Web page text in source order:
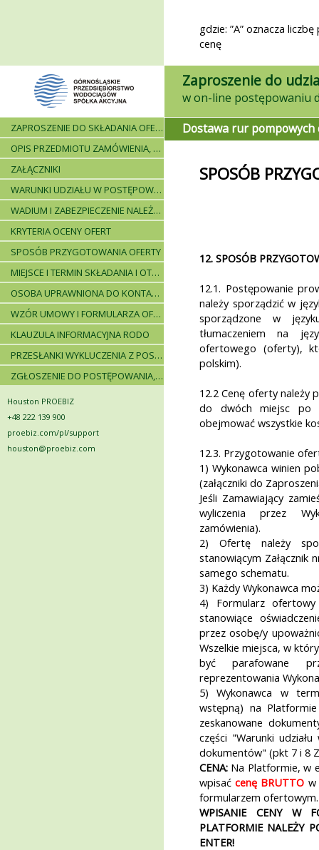
gdzie: ”A” oznacza
cenę
Zaproszenie do
ZAPROSZENIE DO SKŁADANIA OFERT - INFORMACJE OGÓLNE
OPIS PRZEDMIOTU ZAMÓWIENIA, WARUNKI DOSTAWY, WARUNKI PŁATNICZE
ZAŁĄCZNIKI
WARUNKI UDZIAŁU W POSTĘPOWANIU I WYKAZ WYMAGANYCH DOKUMENTÓW
WADIUM I ZABEZPIECZENIE NALEŻYTEGO WYKONANIA UMOWY
KRYTERIA OCENY OFERT
SPOSÓB PRZYGOTOWANIA OFERTY
MIEJSCE I TERMIN SKŁADANIA I OTWARCIA OFERT - PRZEBIEG POSTĘPOWANIA
OSOBA UPRAWNIONA DO KONTAKTÓW
WZÓR UMOWY I FORMULARZA OFERTOWEGO
KLAUZULA INFORMACYJNA RODO
PRZESŁANKI WYKLUCZENIA Z POSTĘPOWANIA
ZGŁOSZENIE DO POSTĘPOWANIA, ZASADY I INSTRUKCJE
Houston PROEBIZ
+48 222 139 900
proebiz.com/pl/support
houston@proebiz.com
Dostawa rur pompowych
SPOSÓB
12. SPOSÓB
12.1. Postępowanie
należy sporządzić w
sporządzone w
tłumaczeniem na
ofertowego (oferty),
polskim).
12.2 Cenę oferty należy
do dwóch miejsc po
obejmować wszystkie
12.3. Przygotowanie
1) Wykonawca winien
(załączniki do
Jeśli Zamawiający
wyliczenia przez
zamówienia).
2) Ofertę należy
stanowiącym Załącznik
samego schematu.
3) Każdy Wykonawca
4) Formularz
stanowiące
przez osobę/y
Wszelkie miejsca, w
być parafowane
reprezentowania
5) Wykonawca w
wstępną) na
zeskanowane
części "Warunki
dokumentów" (pkt 7 i 8
CENA: Na Platformie, w
wpisaćcenę BRUTTO w
formularzem ofertowym.
WPISANIE CENY W
PLATFORMIE NALEŻY
ENTER!